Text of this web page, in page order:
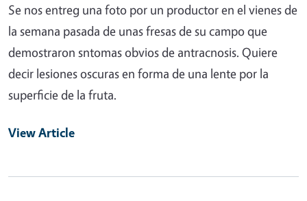
Se nos entreg una foto por un productor en el vienes de
la semana pasada de unas fresas de su campo que
demostraron sntomas obvios de antracnosis. Quiere
decir lesiones oscuras en forma de una lente por la
superficie de la fruta.
View Article